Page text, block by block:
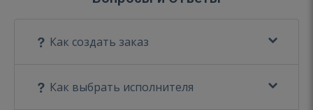
Как создать заказ
Как выбрать исполнителя